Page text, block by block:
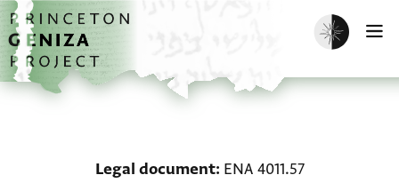
Skip to main content
home
Enable dark
Legal document ENA 4011.57